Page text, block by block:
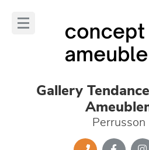
Gallery
Perrusson